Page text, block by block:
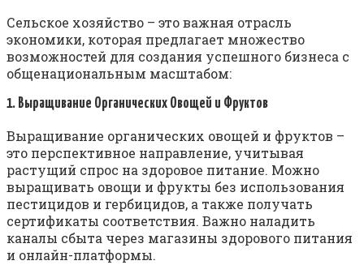
Сельское хозяйство – это важная отрасль
экономики, которая предлагает множество
возможностей для создания успешного бизнеса с
общенациональным масштабом:
1. Выращивание Органических Овощей и Фруктов
Выращивание органических овощей и фруктов –
это перспективное направление, учитывая
растущий спрос на здоровое питание. Можно
выращивать овощи и фрукты без использования
пестицидов и гербицидов, а также получать
сертификаты соответствия. Важно наладить
каналы сбыта через магазины здорового питания
и онлайн-платформы.